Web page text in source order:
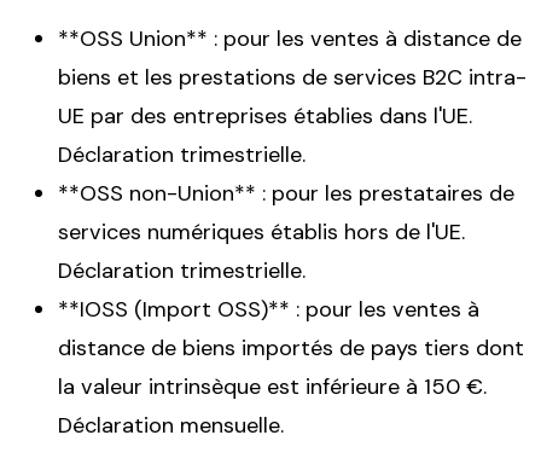
**OSS Union** : pour les ventes à distance de
biens et les prestations de services B2C intra-
UE par des entreprises établies dans l'UE.
Déclaration trimestrielle.
**OSS non-Union** : pour les prestataires de
services numériques établis hors de l'UE.
Déclaration trimestrielle.
**IOSS (Import OSS)** : pour les ventes à
distance de biens importés de pays tiers dont
la valeur intrinsèque est inférieure à 150 €.
Déclaration mensuelle.